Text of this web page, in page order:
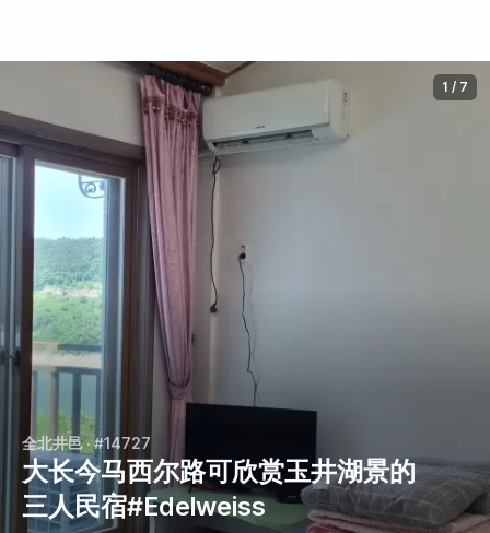
全北井邑· #14727
大长今马西尔路可欣赏玉井湖景的
三人民宿#Edelweiss
1 / 7